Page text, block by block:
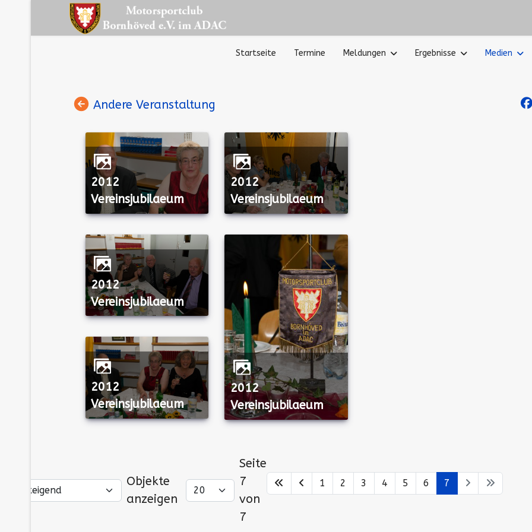
Startseite Termine Meldungen Ergebnisse Medien
Andere Veranstaltung
2012
Vereinsjubilaeum
2012
Vereinsjubilaeum
2012
Vereinsjubilaeum
2012
Vereinsjubilaeum
2012
Vereinsjubilaeum
Objekte
anzeigen
Seite
7
von
7
1 2 3 4 5 6 7